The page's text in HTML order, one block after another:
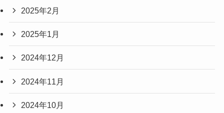
2025年2月
2025年1月
2024年12月
2024年11月
2024年10月